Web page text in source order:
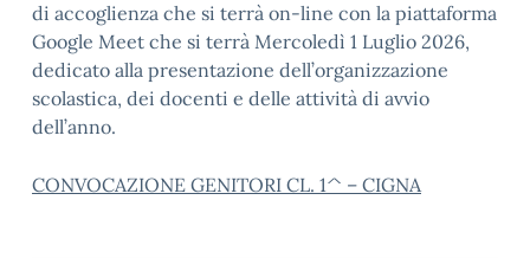
di accoglienza che si terrà on-line con la piattaforma
Google Meet che si terrà Mercoledì 1 Luglio 2026,
dedicato alla presentazione dell’organizzazione
scolastica, dei docenti e delle attività di avvio
dell’anno.
CONVOCAZIONE GENITORI CL. 1^ – CIGNA